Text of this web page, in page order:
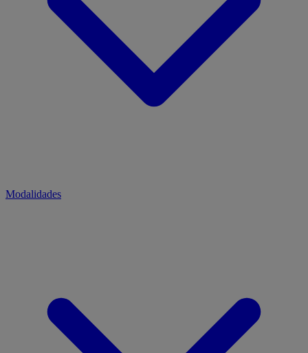
Modalidades